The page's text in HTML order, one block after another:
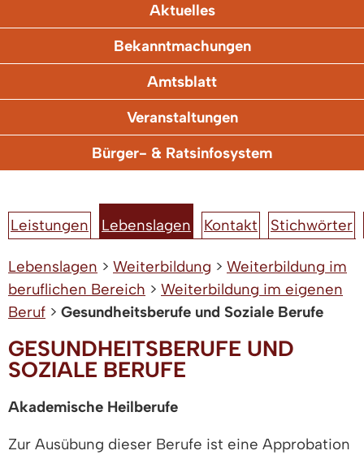
Aktuelles
Bekanntmachungen
Amtsblatt
Veranstaltungen
Bürger- & Ratsinfosystem
Leistungen Lebenslagen Kontakt Stichwörter
Lebenslagen > Weiterbildung > Weiterbildung im
beruflichen Bereich > Weiterbildung im eigenen
Beruf > Gesundheitsberufe und Soziale Berufe
GESUNDHEITSBERUFE UND
SOZIALE BERUFE
Akademische Heilberufe
Zur Ausübung dieser Berufe ist eine Approbation